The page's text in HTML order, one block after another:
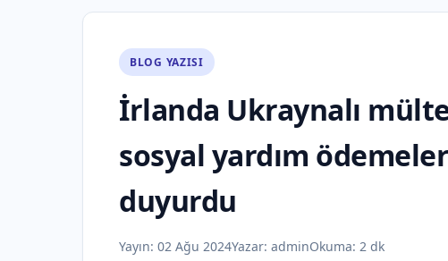
BLOG YAZISI
İrlanda Ukraynalı
sosyal yardım
duyurdu
Yayın: 02 Ağu 2024Yazar: adminOkuma: 2 dk